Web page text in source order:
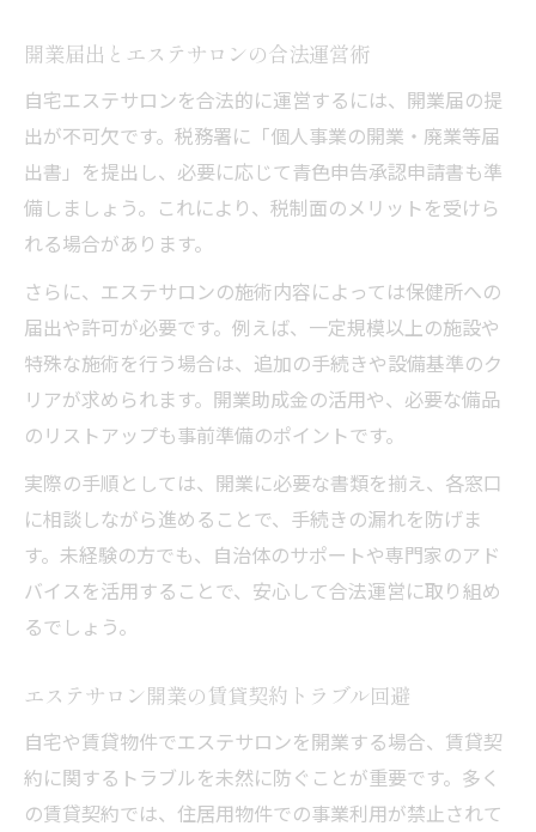
開業届出とエステサロンの合法運営術
自宅エステサロンを合法的に運営するには、開業届の提
出が不可欠です。税務署に「個人事業の開業・廃業等届
出書」を提出し、必要に応じて青色申告承認申請書も準
備しましょう。これにより、税制面のメリットを受けら
れる場合があります。
さらに、エステサロンの施術内容によっては保健所への
届出や許可が必要です。例えば、一定規模以上の施設や
特殊な施術を行う場合は、追加の手続きや設備基準のク
リアが求められます。開業助成金の活用や、必要な備品
のリストアップも事前準備のポイントです。
実際の手順としては、開業に必要な書類を揃え、各窓口
に相談しながら進めることで、手続きの漏れを防げま
す。未経験の方でも、自治体のサポートや専門家のアド
バイスを活用することで、安心して合法運営に取り組め
るでしょう。
エステサロン開業の賃貸契約トラブル回避
自宅や賃貸物件でエステサロンを開業する場合、賃貸契
約に関するトラブルを未然に防ぐことが重要です。多く
の賃貸契約では、住居用物件での事業利用が禁止されて